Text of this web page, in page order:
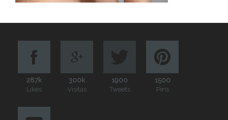
287k
Likes
300k
Visitas
1900
Tweets
1500
Pins